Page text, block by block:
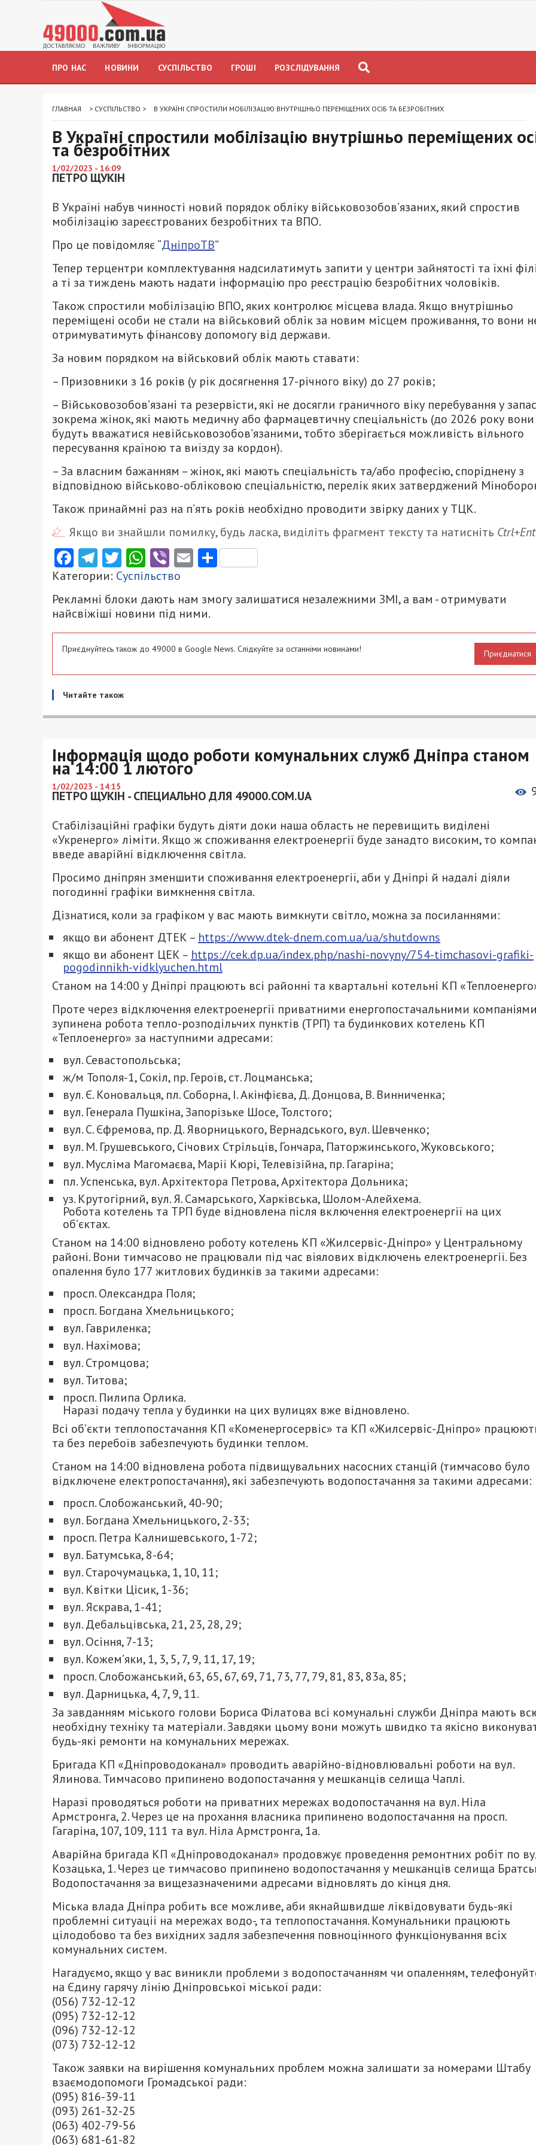
ПРО НАС НОВИНИ СУСПІЛЬСТВО ГРОШІ РОЗСЛІДУВАННЯ
ГЛАВНАЯ > СУСПІЛЬСТВО > В УКРАЇНІ СПРОСТИЛИ МОБІЛІЗАЦІЮ ВНУТРІШНЬО ПЕРЕМІЩЕНИХ ОСІБ ТА БЕЗРОБІТНИХ
В Україні спростили мобілізацію внутрішньо переміщених
та безробітних
1/02/2023 - 16:09
ПЕТРО ЩУКІН
В Україні набув чинності новий порядок обліку військовозобов’язаних, який спростив
мобілізацію зареєстрованих безробітних та ВПО.
Про це повідомляє “ДніпроТВ”
Тепер терцентри комплектування надсилатимуть запити у центри зайнятості та їхні
а ті за тиждень мають надати інформацію про реєстрацію безробітних чоловіків.
Також спростили мобілізацію ВПО, яких контролює місцева влада. Якщо внутрішньо
переміщені особи не стали на військовий облік за новим місцем проживання, то вони
отримуватимуть фінансову допомогу від держави.
За новим порядком на військовий облік мають ставати:
– Призовники з 16 років (у рік досягнення 17-річного віку) до 27 років;
– Військовозобов’язані та резервісти, які не досягли граничного віку перебування у
зокрема жінок, які мають медичну або фармацевтичну спеціальність (до 2026 року вони
будуть вважатися невійськовозобов’язаними, тобто зберігається можливість вільного
пересування країною та виїзду за кордон).
– За власним бажанням – жінок, які мають спеціальність та/або професію, споріднену з
відповідною військово-обліковою спеціальністю, перелік яких затверджений
Також принаймні раз на п’ять років необхідно проводити звірку даних у ТЦК.
Якщо ви знайшли помилку, будь ласка, виділіть фрагмент тексту та натисніть
Facebook
Telegram
Twitter
WhatsApp
ViberEmailПоділитися
Категории: Суспільство
Рекламні блоки дають нам змогу залишатися незалежними ЗМІ, а вам - отримувати
найсвіжіші новини під ними.
Приєднуйтесь також до 49000 в Google News. Слідкуйте за останніми новинами! Приєднатися
Читайте також
Інформація щодо роботи комунальних служб Дніпра станом
на 14:00 1 лютого
1/02/2023 - 14:15
ПЕТРО ЩУКІН - СПЕЦИАЛЬНО ДЛЯ 49000.COM.UA
Стабілізаційні графіки будуть діяти доки наша область не перевищить виділені
«Укренерго» ліміти. Якщо ж споживання електроенергії буде занадто високим, то
введе аварійні відключення світла.
Просимо дніпрян зменшити споживання електроенергії, аби у Дніпрі й надалі діяли
погодинні графіки вимкнення світла.
Дізнатися, коли за графіком у вас мають вимкнути світло, можна за посиланнями:
якщо ви абонент ДТЕК – https://www.dtek-dnem.com.ua/ua/shutdowns
якщо ви абонент ЦЕК – https://cek.dp.ua/index.php/nashi-novyny/754-timchasovi-grafiki-
pogodinnikh-vidklyuchen.html
Станом на 14:00 у Дніпрі працюють всі районні та квартальні котельні КП
Проте через відключення електроенергії приватними енергопостачальними
зупинена робота тепло-розподільчих пунктів (ТРП) та будинкових котелень КП
«Теплоенерго» за наступними адресами:
вул. Севастопольська;
ж/м Тополя-1, Сокіл, пр. Героїв, ст. Лоцманська;
вул. Є. Коновальця, пл. Соборна, І. Акінфієва, Д. Донцова, В. Винниченка;
вул. Генерала Пушкіна, Запорізьке Шосе, Толстого;
вул. С. Єфремова, пр. Д. Яворницького, Вернадського, вул. Шевченко;
вул. М. Грушевського, Січових Стрільців, Гончара, Паторжинського, Жуковського;
вул. Мусліма Магомаєва, Марії Кюрі, Телевізійна, пр. Гагаріна;
пл. Успенська, вул. Архітектора Петрова, Архітектора Дольника;
уз. Крутогірний, вул. Я. Самарського, Харківська, Шолом-Алейхема.
Робота котелень та ТРП буде відновлена після включення електроенергії на цих
об’єктах.
Станом на 14:00 відновлено роботу котелень КП «Жилсервіс-Дніпро» у Центральному
районі. Вони тимчасово не працювали під час віялових відключень електроенергії. Без
опалення було 177 житлових будинків за такими адресами:
просп. Олександра Поля;
просп. Богдана Хмельницького;
вул. Гавриленка;
вул. Нахімова;
вул. Стромцова;
вул. Титова;
просп. Пилипа Орлика.
Наразі подачу тепла у будинки на цих вулицях вже відновлено.
Всі об’єкти теплопостачання КП «Коменергосервіс» та КП «Жилсервіс-Дніпро»
та без перебоїв забезпечують будинки теплом.
Станом на 14:00 відновлена робота підвищувальних насосних станцій (тимчасово було
відключене електропостачання), які забезпечують водопостачання за такими адресами:
просп. Слобожанський, 40-90;
вул. Богдана Хмельницького, 2-33;
просп. Петра Калнишевського, 1-72;
вул. Батумська, 8-64;
вул. Старочумацька, 1, 10, 11;
вул. Квітки Цісик, 1-36;
вул. Яскрава, 1-41;
вул. Дебальцівська, 21, 23, 28, 29;
вул. Осіння, 7-13;
вул. Кожем’яки, 1, 3, 5, 7, 9, 11, 17, 19;
просп. Слобожанський, 63, 65, 67, 69, 71, 73, 77, 79, 81, 83, 83а, 85;
вул. Дарницька, 4, 7, 9, 11.
За завданням міського голови Бориса Філатова всі комунальні служби Дніпра мають
необхідну техніку та матеріали. Завдяки цьому вони можуть швидко та якісно
будь-які ремонти на комунальних мережах.
Бригада КП «Дніпроводоканал» проводить аварійно-відновлювальні роботи на вул.
Ялинова. Тимчасово припинено водопостачання у мешканців селища Чаплі.
Наразі проводяться роботи на приватних мережах водопостачання на вул. Ніла
Армстронга, 2. Через це на прохання власника припинено водопостачання на просп.
Гагаріна, 107, 109, 111 та вул. Ніла Армстронга, 1а.
Аварійна бригада КП «Дніпроводоканал» продовжує проведення ремонтних робіт по
Козацька, 1. Через це тимчасово припинено водопостачання у мешканців селища
Водопостачання за вищезазначеними адресами відновлять до кінця дня.
Міська влада Дніпра робить все можливе, аби якнайшвидше ліквідовувати будь-які
проблемні ситуації на мережах водо-, та теплопостачання. Комунальники працюють
цілодобово та без вихідних задля забезпечення повноцінного функціонування всіх
комунальних систем.
Нагадуємо, якщо у вас виникли проблеми з водопостачанням чи опаленням,
на Єдину гарячу лінію Дніпровської міської ради:
(056) 732-12-12
(095) 732-12-12
(096) 732-12-12
(073) 732-12-12
Також заявки на вирішення комунальних проблем можна залишати за номерами Штабу
взаємодопомоги Громадської ради:
(095) 816-39-11
(093) 261-32-25
(063) 402-79-56
(063) 681-61-82